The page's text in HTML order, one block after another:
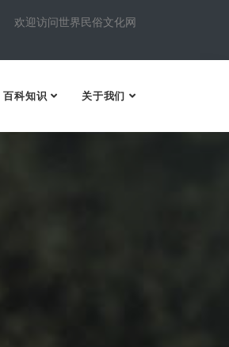
欢迎访问世界民俗文化网
百科知识 关于我们